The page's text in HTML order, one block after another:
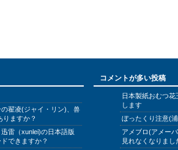
翟凌(ジャイ・リン)、兽
りますか？
雷（xunlei)の日本語版
できますか？
コメントが多い投稿
日本製紙おむつ
します
ぼったくり注意(
アメブロ(アメー
見れなくなりまし